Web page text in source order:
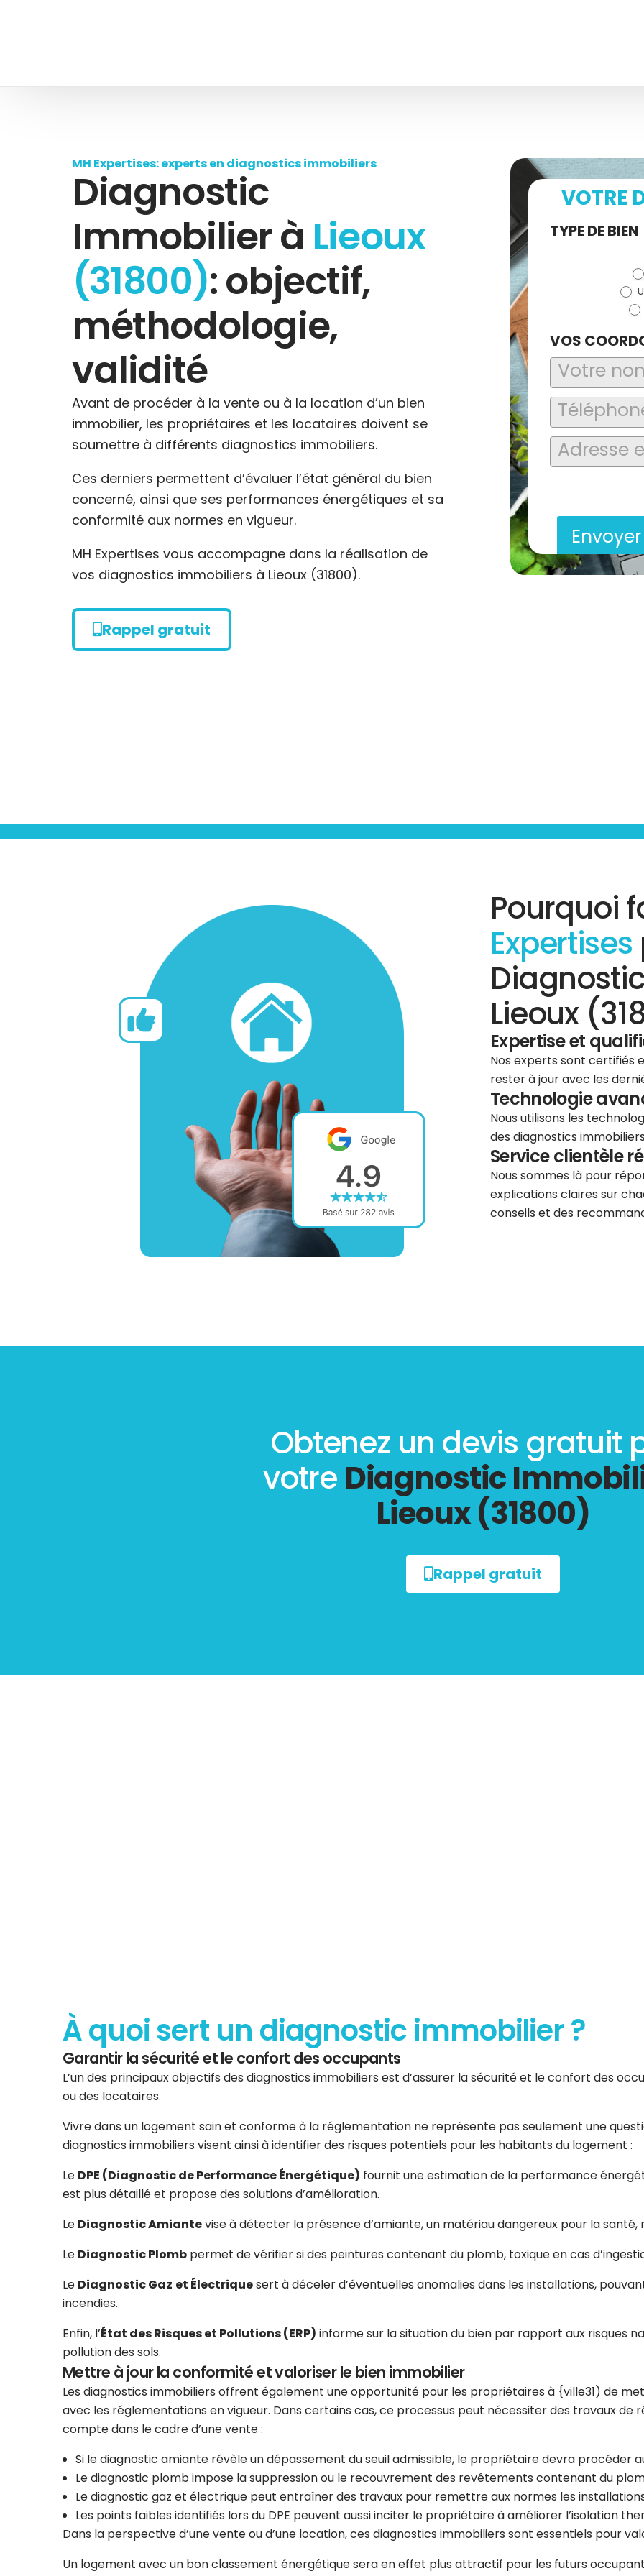
MH Expertises: experts en diagnostics immobiliers
Diagnostic
Immobilier à Lieoux
(31800): objectif,
méthodologie,
validité
Avant de procéder à la vente ou à la location d’un bien
immobilier, les propriétaires et les locataires doivent se
soumettre à différents diagnostics immobiliers.
Ces derniers permettent d’évaluer l’état général du bien
concerné, ainsi que ses performances énergétiques et sa
conformité aux normes en vigueur.
MH Expertises vous accompagne dans la réalisation de
vos diagnostics immobiliers à Lieoux (31800).
Rappel gratuit
VOTRE
Demande
TYPE DE BIEN
VOS
Pourquoi
Expertises
Lieoux
Expertise et
Nos experts sont certifiés
rester à jour avec les
Technologie
Nous utilisons les
des diagnostics
Service clientèle
Nous sommes là pour
explications claires sur
conseils et des
Obtenez un devis gratuit
votre Diagnostic
Lieoux (31800)
Rappel gratuit
À quoi sert un diagnostic immobilier ?
Garantir la sécurité et le confort des occupants
L’un des principaux objectifs des diagnostics immobiliers est d’assurer la sécurité et le confort des
ou des locataires.
Vivre dans un logement sain et conforme à la réglementation ne représente pas seulement une
diagnostics immobiliers visent ainsi à identifier des risques potentiels pour les habitants du logement :
Le DPE (Diagnostic de Performance Énergétique) fournit une estimation de la performance
est plus détaillé et propose des solutions d’amélioration.
Le Diagnostic Amiantevise à détecter la présence d’amiante, un matériau dangereux pour la santé,
Le Diagnostic Plomb permet de vérifier si des peintures contenant du plomb, toxique en cas
Le Diagnostic Gaz et Électriquesert à déceler d’éventuelles anomalies dans les installations,
incendies.
Enfin, l’État des Risques et Pollutions (ERP) informe sur la situation du bien par rapport aux risques
pollution des sols.
Mettre à jour la conformité et valoriser le bien immobilier
Les diagnostics immobiliers offrent également une opportunité pour les propriétaires à {ville31) de
avec les réglementations en vigueur. Dans certains cas, ce processus peut nécessiter des travaux
compte dans le cadre d’une vente :
Si le diagnostic amiante révèle un dépassement du seuil admissible, le propriétaire devra procéder
Le diagnostic plomb impose la suppression ou le recouvrement des revêtements contenant du
Le diagnostic gaz et électrique peut entraîner des travaux pour remettre aux normes les
Les points faibles identifiés lors du DPE peuvent aussi inciter le propriétaire à améliorer l’isolation
Dans la perspective d’une vente ou d’une location, ces diagnostics immobiliers sont essentiels pour
Un logement avec un bon classement énergétique sera en effet plus attractif pour les futurs